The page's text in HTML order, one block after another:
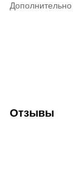
Дополнительно
Отзывы